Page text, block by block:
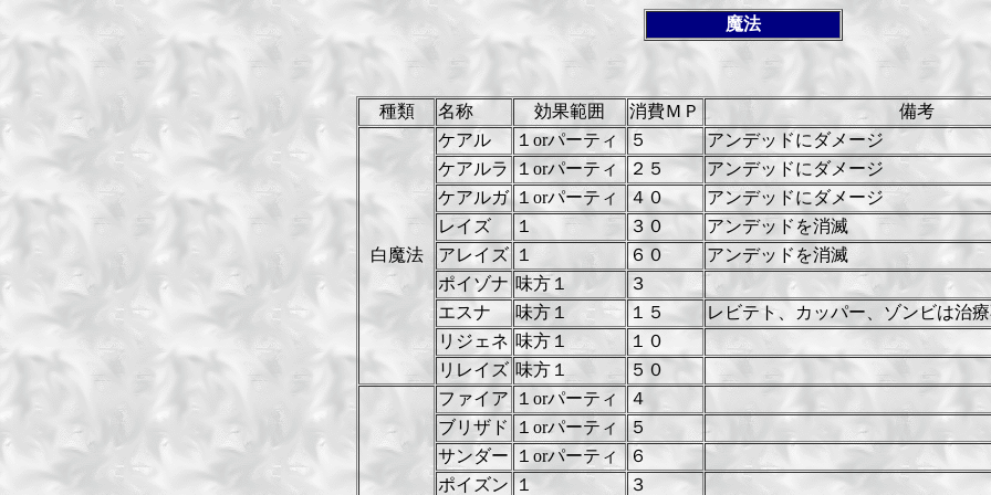
魔法
種類 名称 効果範囲 消費ＭＰ 備考
白魔法
ケアル １orパーティ ５
アンデッドにダメージ
ケアルラ １orパーティ ２５
アンデッドにダメージ
ケアルガ １orパーティ ４０
アンデッドにダメージ
レイズ
１ ３０
アンデッドを消滅
アレイズ １ ６０
アンデッドを消滅
ポイゾナ 味方１
３
エスナ
味方１ １５
レビテト、カッパー、ゾンビは治
リジェネ 味方１
１０
リレイズ 味方１
５０
ファイア
１orパーティ
４
ブリザド
１orパーティ
５
サンダー
１orパーティ
６
ポイズン １ ３